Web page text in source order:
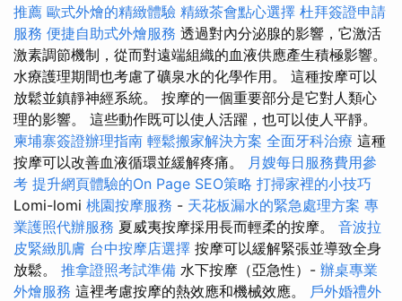
推薦 歐式外燴的精緻體驗 精緻茶會點心選擇 杜拜簽證申請
服務 便捷自助式外燴服務 透過對內分泌腺的影響，它激活
激素調節機制，從而對遠端組織的血液供應產生積極影響。
水療護理期間也考慮了礦泉水的化學作用。 這種按摩可以
放鬆並鎮靜神經系統。 按摩的一個重要部分是它對人類心
理的影響。 這些動作既可以使人活躍，也可以使人平靜。
柬埔寨簽證辦理指南 輕鬆搬家解決方案 全面牙科治療 這種
按摩可以改善血液循環並緩解疼痛。 月嫂每日服務費用參
考 提升網頁體驗的On Page SEO策略 打掃家裡的小技巧
Lomi-lomi 桃園按摩服務 - 天花板漏水的緊急處理方案 專
業護照代辦服務 夏威夷按摩採用長而輕柔的按摩。 音波拉
皮緊緻肌膚 台中按摩店選擇 按摩可以緩解緊張並導致全身
放鬆。 推拿證照考試準備 水下按摩（亞急性）- 辦桌專業
外燴服務 這裡考慮按摩的熱效應和機械效應。 戶外婚禮外